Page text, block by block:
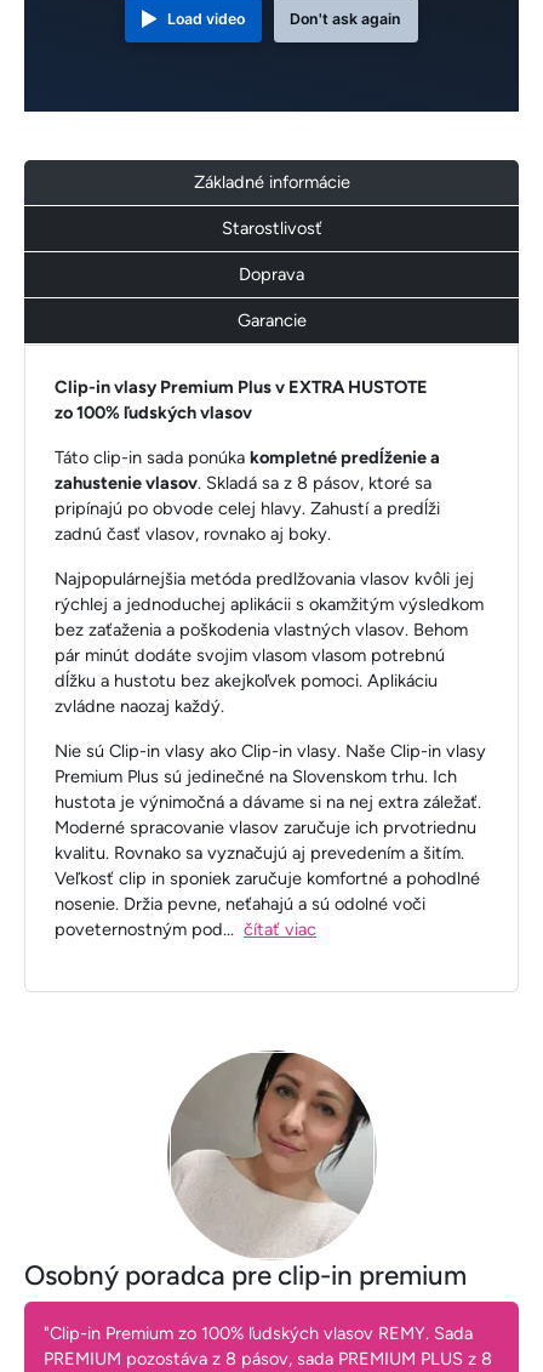
Load video Don't ask again
Základné informácie
Starostlivosť
Doprava
Garancie
Clip-in vlasy Premium Plus v EXTRA HUSTOTE
zo 100% ľudských vlasov
Táto clip-in sada ponúka kompletné predĺženie a
zahustenie vlasov. Skladá sa z 8 pásov, ktoré sa
pripínajú po obvode celej hlavy. Zahustí a predĺži
zadnú časť vlasov, rovnako aj boky.
Najpopulárnejšia metóda predlžovania vlasov kvôli jej
rýchlej a jednoduchej aplikácii s okamžitým výsledkom
bez zaťaženia a poškodenia vlastných vlasov. Behom
pár minút dodáte svojim vlasom vlasom potrebnú
dĺžku a hustotu bez akejkoľvek pomoci. Aplikáciu
zvládne naozaj každý.
Nie sú Clip-in vlasy ako Clip-in vlasy. Naše Clip-in vlasy
Premium Plus sú jedinečné na Slovenskom trhu. Ich
hustota je výnimočná a dávame si na nej extra záležať.
Moderné spracovanie vlasov zaručuje ich prvotriednu
kvalitu. Rovnako sa vyznačujú aj prevedením a šitím.
Veľkosť clip in sponiek zaručuje komfortné a pohodlné
nosenie. Držia pevne, neťahajú a sú odolné voči
poveternostným pod... čítať viac
Osobný poradca pre clip-in premium
"Clip-in Premium zo 100% ľudských vlasov REMY. Sada
PREMIUM pozostáva z 8 pásov, sada PREMIUM PLUS z 8